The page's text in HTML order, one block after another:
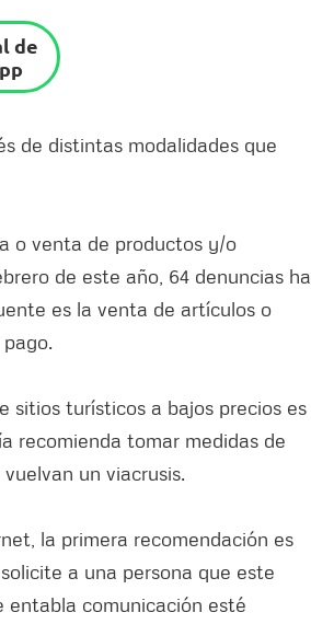
de
de distintas modalidades que
o venta de productos y/o
de este año, 64 denuncias ha
es la venta de artículos o
sitios turísticos a bajos precios es
recomienda tomar medidas de
un viacrusis.
la primera recomendación es
a una persona que este
entabla comunicación esté